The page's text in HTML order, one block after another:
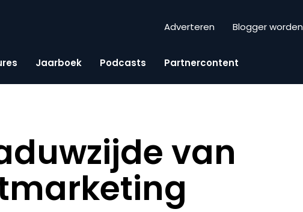
Adverteren Blogger worden
Jaarboek Podcasts Partnercontent
van